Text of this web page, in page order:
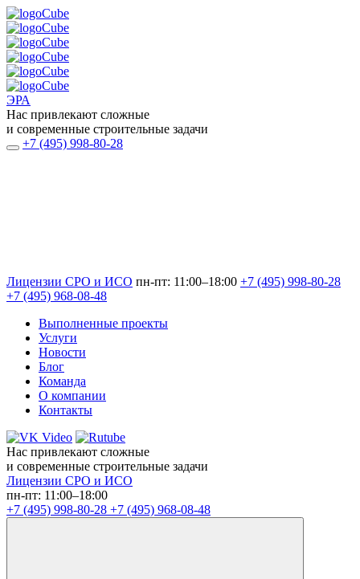
ЭРА
Нас привлекают сложные
и современные строительные задачи
+7 (495) 998-80-28
Лицензии СРО и ИСО пн-пт: 11:00–18:00 +7 (495) 998-80-28
+7 (495) 968-08-48
Выполненные проекты
Услуги
Новости
Блог
Команда
О компании
Контакты
Нас привлекают сложные
и современные строительные задачи
Лицензии СРО и ИСО
пн-пт: 11:00–18:00
+7 (495) 998-80-28 +7 (495) 968-08-48